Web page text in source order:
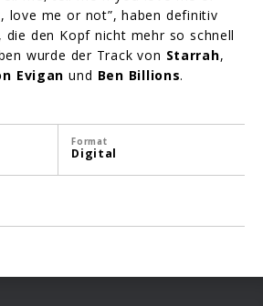
love me or not”, haben definitiv
die den Kopf nicht mehr so schnell
wurde der Track von Starrah,
Evigan und Ben Billions.
Format
Digital